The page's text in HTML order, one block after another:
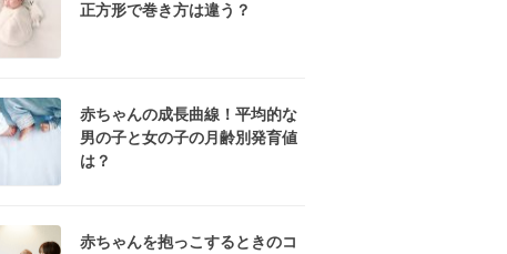
正方形で巻き方は違う？
赤ちゃんの成長曲線！平均的な
男の子と女の子の月齢別発育値
は？
赤ちゃんを抱っこするときのコ